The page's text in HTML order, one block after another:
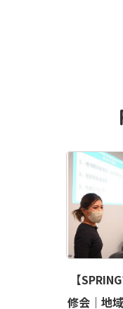
【
修会｜地